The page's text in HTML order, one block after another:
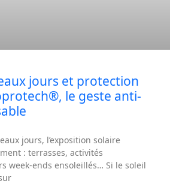
jours et protection
le geste anti-
jours, l’exposition solaire
: terrasses, activités
week-ends ensoleillés… Si le soleil